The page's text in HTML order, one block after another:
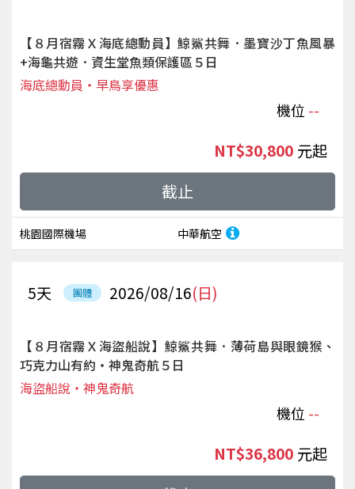
【８月宿霧Ｘ海底總動員】鯨鯊共舞．墨寶沙丁魚風暴
+海龜共遊．資生堂魚類保護區５日
機位 --
海底總動員‧早鳥享優惠
桃園國際機場 中華航空
NT$30,800 起
截止
團體 2026/08/16(日)
5天
【８月宿霧Ｘ海盜船說】鯨鯊共舞．薄荷島與眼鏡猴、
巧克力山有約‧神鬼奇航５日
機位 --
海盜船說‧神鬼奇航
NT$36,800 起